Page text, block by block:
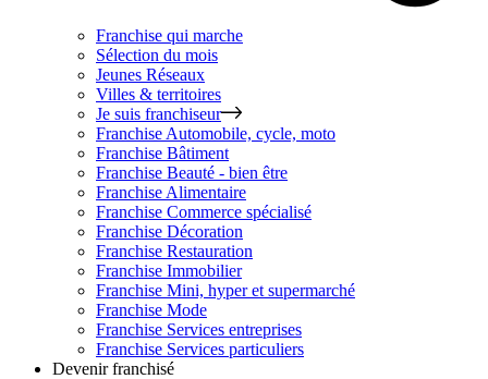
Franchise qui marche
Sélection du mois
Jeunes Réseaux
Villes & territoires
Je suis franchiseur
Franchise Automobile, cycle, moto
Franchise Bâtiment
Franchise Beauté - bien être
Franchise Alimentaire
Franchise Commerce spécialisé
Franchise Décoration
Franchise Restauration
Franchise Immobilier
Franchise Mini, hyper et supermarché
Franchise Mode
Franchise Services entreprises
Franchise Services particuliers
Devenir franchisé